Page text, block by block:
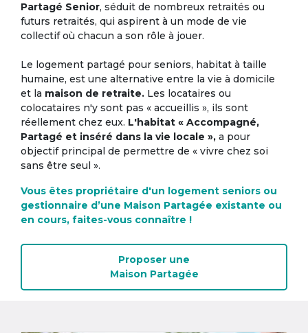
Partagé Senior, séduit de nombreux retraités ou
futurs retraités, qui aspirent à un mode de vie
collectif où chacun a son rôle à jouer.
Le logement partagé pour seniors, habitat à taille
humaine, est une alternative entre la vie à domicile
et la maison de retraite. Les locataires ou
colocataires n'y sont pas « accueillis », ils sont
réellement chez eux. L'habitat « Accompagné,
Partagé et inséré dans la vie locale », a pour
objectif principal de permettre de « vivre chez soi
sans être seul ».
Vous êtes propriétaire d'un logement seniors ou
gestionnaire d’une Maison Partagée existante ou
en cours, faites-vous connaître !
Proposer une
Maison Partagée